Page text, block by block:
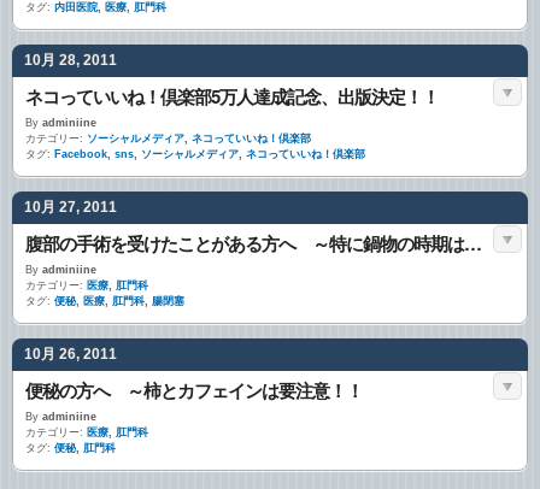
タグ: 内田医院, 医療, 肛門科
10月 28, 2011
ネコっていいね！倶楽部5万人達成記念、出版決定！！
By adminiine
カテゴリー: ソーシャルメディア, ネコっていいね！倶楽部
タグ: Facebook, sns, ソーシャルメディア, ネコっていいね！倶楽部
10月 27, 2011
腹部の手術を受けたことがある方へ ～特に鍋物の時期は要注意
By adminiine
カテゴリー: 医療, 肛門科
タグ: 便秘, 医療, 肛門科, 腸閉塞
10月 26, 2011
便秘の方へ ～柿とカフェインは要注意！！
By adminiine
カテゴリー: 医療, 肛門科
タグ: 便秘, 肛門科